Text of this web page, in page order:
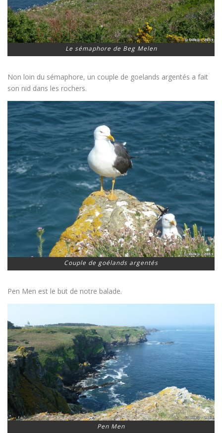
Le sémaphore de Beg Melen
Non loin du sémaphore, un couple de goelands argentés a fait
son nid dans les rochers.
Couple de goélands argentés
Pen Men est le but de notre balade.
Pen Men